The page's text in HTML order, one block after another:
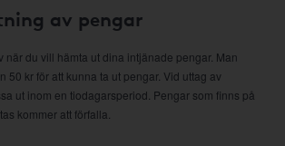
av pengar
när du vill hämta ut dina intjänade pengar. Man
50 kr för att kunna ta ut pengar. Vid uttag av
ut inom en tiodagarsperiod. Pengar som finns på
kommer att förfalla.